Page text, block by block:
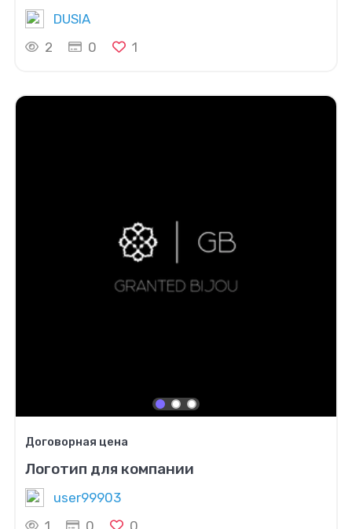
DUSIA
2
0 1
Договорная цена
Логотип для компании
user99903
1
0 0